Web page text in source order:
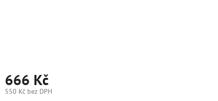
666 Kč
550 Kč bez DPH